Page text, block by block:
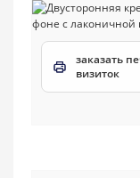
заказать
визиток